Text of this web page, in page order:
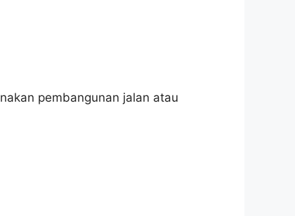
pembangunan jalan atau